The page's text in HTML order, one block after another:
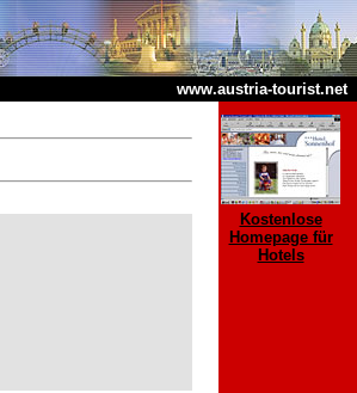
www.austria-tourist.net
Kostenlose
Homepage für
Hotels